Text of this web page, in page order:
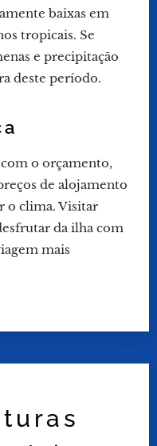
baixas em
tropicais. Se
e precipitação
deste período.
o orçamento,
de alojamento
o clima. Visitar
da ilha com
mais